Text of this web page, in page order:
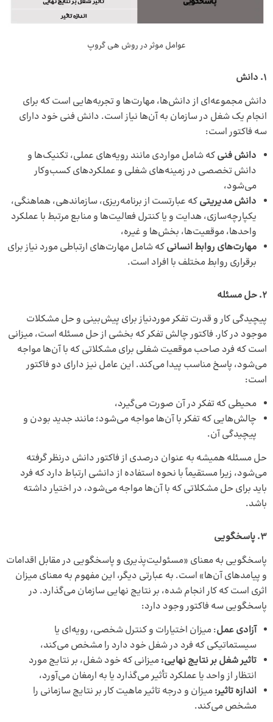
عوامل موثر در روش هی گروپ
1. دانش
دانش مجموعه‌ای از دانش‌ها، مهارت‌ها و تجربه‌هایی است که برای
انجام یک شغل در سازمان به آن‌ها نیاز است. دانش فنی خود دارای
سه فاکتور است:
دانش فنیکه شامل مواردی مانند رویه‌های عملی، تکنیک‌ها و
دانش تخصصی در زمینه‌های شغلی و عملکردهای کسب‌وکار
می‌شود،
دانش مدیریتیکه عبارتست از برنامه‌ریزی، سازماندهی، هماهنگی،
یکپارچه‌سازی، هدایت و یا کنترل فعالیت‌ها و منابع مرتبط با عملکرد
واحد‌ها، موقعیت‌ها، بخش‌ها و غیره،
مهارت‌های روابط انسانیکه شامل مهارت‌های ارتباطی مورد نیاز برای
برقراری روابط مختلف با افراد است.
2. حل مسئله
پیچیدگی کار و قدرت تفکر موردنیاز برای پیش‌بینی و حل مشکلات
موجود در کار. فاکتور چالش تفکر که بخشی از حل مسئله است، میزانی
است که فرد صاحب موقعیت شغلی برای مشکلاتی که با آن‌ها مواجه
می‌شود، پاسخ مناسب پیدا می‌کند. این عامل نیز دارای دو فاکتور
است:
محیطی که تفکر در آن صورت می‌گیرد،
چالش‌هایی که تفکر با آن‌ها مواجه می‌شود؛ مانند جدید بودن و
پیچیدگی آن.
حل مسئله همیشه به عنوان درصدی از فاکتور دانش درنظر گرفته
می‌شود، زیرا مستقیماً با نحوه استفاده از دانشی ارتباط دارد که فرد
باید برای حل مشکلاتی که با آن‌ها مواجه می‌شود، در اختیار داشته
باشد.
3. پاسخگویی
پاسخگویی به معنای «مسئولیت‌پذیری و پاسخگویی در مقابل اقدامات
و پیامدهای آن‌ها» است. به عبارتی دیگر، این مفهوم به معنای میزان
اثری است که کار انجام شده، بر نتایج نهایی سازمان می‌گذارد. در
پاسخگویی سه فاکتور وجود دارد:
آزادی عمل: میزان اختیارات و کنترل شخصی، رویه‌ای یا
سیستماتیکی که فرد در شغل خود دارد را مشخص می‌کند،
تاثیر شغل بر نتایج نهایی:میزانی که خود شغل، بر نتایج مورد
انتظار از واحد یا عملکرد تأثیر می‌گذارد یا به ارمغان می‌آورد،
اندازه تاثیر:میزان و درجه تاثیر ماهیت کار بر نتایج سازمانی را
مشخص می‌کند.